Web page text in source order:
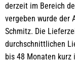
derzeit im Bereich
vergeben wurde der
Schmitz. Die
durchschnittlichen
bis 48 Monaten kurz